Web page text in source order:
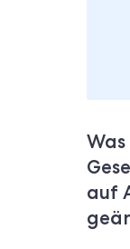
auf